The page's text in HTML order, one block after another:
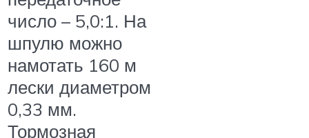
число – 5,0:1. На
шпулю можно
намотать 160 м
лески диаметром
0,33 мм.
Тормозная